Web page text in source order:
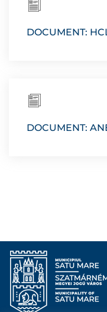
DOCUMENT:
DOCUMENT: